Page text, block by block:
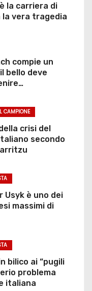
la carriera di
la vera tragedia
compie un
bello deve
CAMPIONE
crisi del
secondo
Usyk è uno dei
massimi di
bilico ai “pugili
problema
italiana